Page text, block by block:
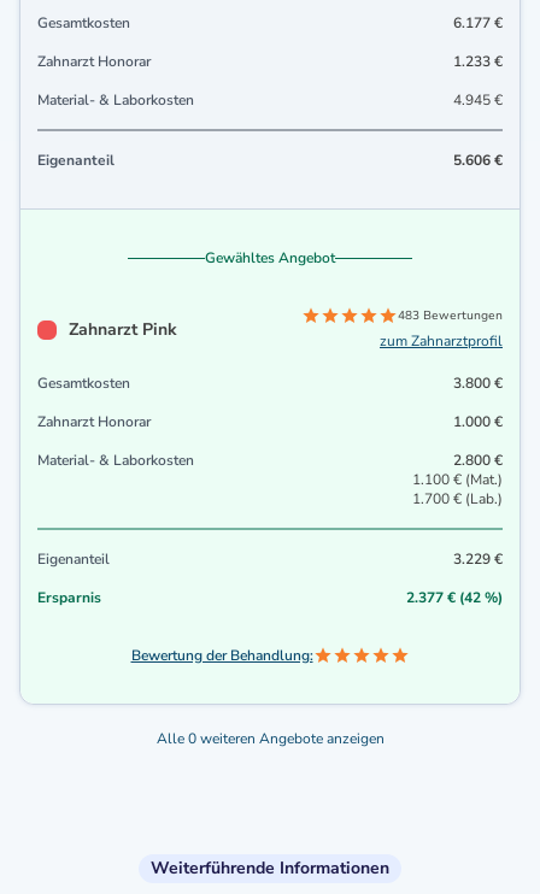
Gesamtkosten
6.177 €
Zahnarzt Honorar
1.233 €
Material- & Laborkosten
4.945 €
Eigenanteil 5.606 €
Gewähltes Angebot
Zahnarzt Pink
483 Bewertungen
zum Zahnarztprofil
Gesamtkosten
3.800 €
Zahnarzt Honorar
1.000 €
Material- & Laborkosten
2.800 €
1.100 € (Mat.)
1.700 € (Lab.)
Eigenanteil
3.229 €
Ersparnis
2.377 € (42 %)
Bewertung der Behandlung:
Alle 0 weiteren Angebote anzeigen
Weiterführende Informationen